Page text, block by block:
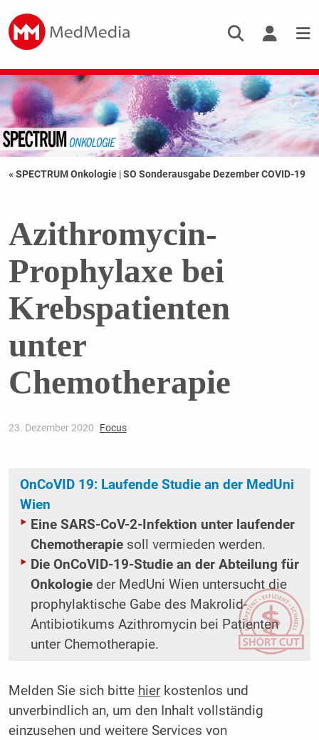
« SPECTRUM Onkologie |SO Sonderausgabe Dezember COVID-19
Azithromycin-
Prophylaxe bei
Krebspatienten
unter
Chemotherapie
23. Dezember 2020 Focus
OnCoVID 19: Laufende Studie an der MedUni
Wien
Eine SARS-CoV-2-Infektion unter laufender
Chemotherapiesoll vermieden werden.
Die OnCoVID-19-Studie an der Abteilung für
Onkologieder MedUni Wien untersucht die
prophylaktische Gabe des Makrolid-
Antibiotikums Azithromycin bei Patienten
unter Chemotherapie.
Melden Sie sich bitte hierkostenlos und
unverbindlich an, um den Inhalt vollständig
einzusehen und weitere Services von